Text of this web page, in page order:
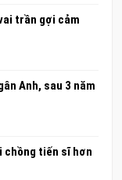
trần gợi cảm
Anh, sau 3 năm
chồng tiến sĩ hơn